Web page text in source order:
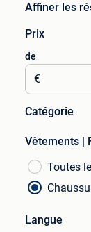
Affiner les
Prix
de
€
Catégorie
Vêtements |
Toutes
Langue